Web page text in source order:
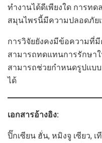
ทำงานได้ดีเพียงใด การท
สมุนไพรนี้มีความปลอดภัย
การวิจัยยังคงมีข้อความที่
สามารถทดแทนการรักษา
สามารถช่วยกำหนดรูปแบ
ได้
เอกสารอ้างอิง:
ปิ๊กเซียน ฮั่น, หมิงจู เซียว,